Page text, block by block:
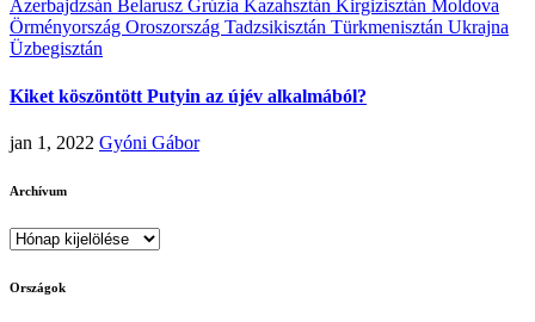
Azerbajdzsán Belarusz Grúzia Kazahsztán Kirgizisztán Moldova
Örményország Oroszország Tadzsikisztán Türkmenisztán Ukrajna
Üzbegisztán
Kiket köszöntött Putyin az újév alkalmából?
jan 1, 2022 Gyóni Gábor
Archívum
Archívum
Országok